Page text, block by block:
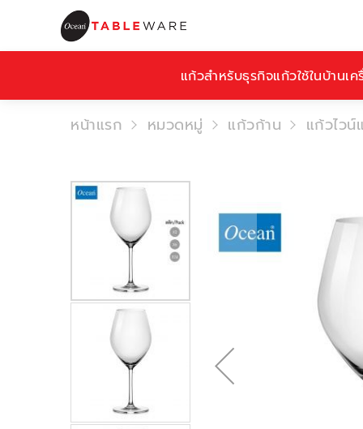
แก้วสำหรับธุรกิจแก้วใช้ในบ้านเ
หน้าแรก หมวดหมู่ แก้วก้าน แก้วไวน์